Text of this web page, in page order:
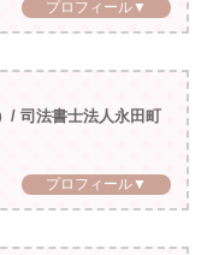
プロフィール▼
/ 司法書士法人永田町
プロフィール▼